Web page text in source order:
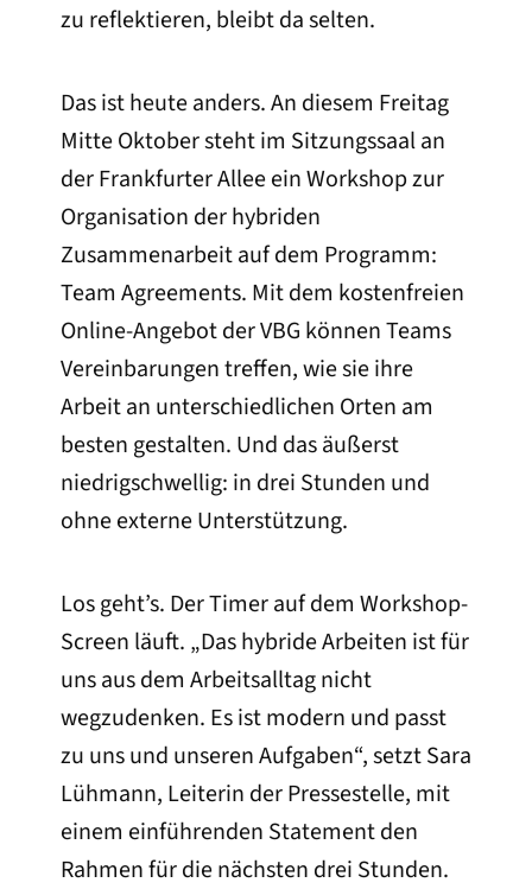
zu reflektieren, bleibt da selten.
Das ist heute anders. An diesem Freitag
Mitte Oktober steht im Sitzungssaal an
der Frankfurter Allee ein Workshop zur
Organisation der hybriden
Zusammenarbeit auf dem Programm:
Team Agreements. Mit dem kostenfreien
Online-Angebot der VBG können Teams
Vereinbarungen treffen, wie sie ihre
Arbeit an unterschiedlichen Orten am
besten gestalten. Und das äußerst
niedrigschwellig: in drei Stunden und
ohne externe Unterstützung.
Los geht’s. Der Timer auf dem Workshop-
Screen läuft. „Das hybride Arbeiten ist für
uns aus dem Arbeitsalltag nicht
wegzudenken. Es ist modern und passt
zu uns und unseren Aufgaben“, setzt Sara
Lühmann, Leiterin der Pressestelle, mit
einem einführenden Statement den
Rahmen für die nächsten drei Stunden.